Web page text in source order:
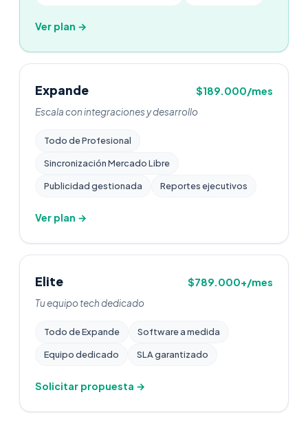
Ver plan →
Expande $189.000/mes
Escala con integraciones y desarrollo
Todo de Profesional
Sincronización Mercado Libre
Publicidad gestionada Reportes ejecutivos
Ver plan →
Elite $789.000+/mes
Tu equipo tech dedicado
Todo de Expande Software a medida
Equipo dedicado SLA garantizado
Solicitar propuesta →